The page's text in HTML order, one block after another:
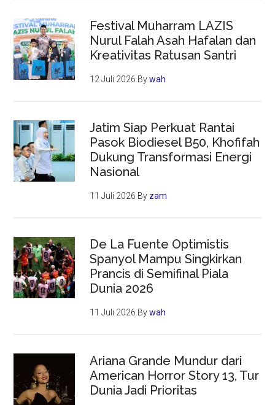
Festival Muharram LAZIS
Nurul Falah Asah Hafalan dan
Kreativitas Ratusan Santri
12 Juli 2026 Bywah
Jatim Siap Perkuat Rantai
Pasok Biodiesel B50, Khofifah
Dukung Transformasi Energi
Nasional
11 Juli 2026 By zam
De La Fuente Optimistis
Spanyol Mampu Singkirkan
Prancis di Semifinal Piala
Dunia 2026
11 Juli 2026 Bywah
Ariana Grande Mundur dari
American Horror Story 13, Tur
Dunia Jadi Prioritas